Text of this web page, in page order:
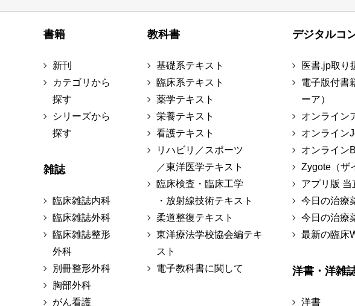
書籍
新刊
カテゴリから
探す
シリーズから
探す
雑誌
臨床雑誌内科
臨床雑誌外科
臨床雑誌整形
外科
別冊整形外科
胸部外科
がん看護
教科書
基礎系テキスト
臨床系テキスト
薬学テキスト
栄養テキスト
看護テキスト
リハビリ／スポーツ
／東洋医学テキスト
臨床検査・臨床工学
・放射線技術テキスト
柔道整復テキスト
東洋療法学校協会編テキ
スト
電子教科書に関して
デジタルコ
医書.jp取り
電子版付書
ーア）
オンライン
オンライン
オンライン
Zygote（ザ
アプリ版
今日の治療
今日の治療
最新の臨床
洋書・洋雑
洋書